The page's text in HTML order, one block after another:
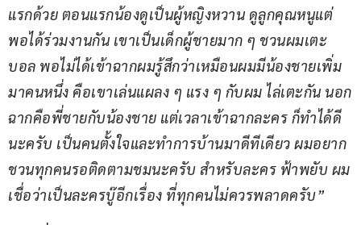
แรกด้วย ตอนแรกน้องดูเป็นผู้หญิงหวาน ดูลูกคุณหนูแต่
พอได้ร่วมงานกัน เขาเป็นเด็กผู้ชายมาก ๆ ชวนผมเตะ
บอล พอไม่ได้เข้าฉากผมรู้สึกว่าเหมือนผมมีน้องชายเพิ่ม
มาคนหนึ่ง คือเขาเล่นแผลง ๆ แรง ๆ กับผม ไล่เตะกัน นอก
ฉากคือพี่ชายกับน้องชาย แต่เวลาเข้าฉากละคร ก็ทำได้ดี
นะครับ เป็นคนตั้งใจและทำการบ้านมาดีทีเดียว ผมอยาก
ชวนทุกคนรอติดตามชมนะครับ สำหรับละคร ฟ้าพยับ ผม
เชื่อว่าเป็นละครบู๊อีกเรื่อง ที่ทุกคนไม่ควรพลาดครับ”